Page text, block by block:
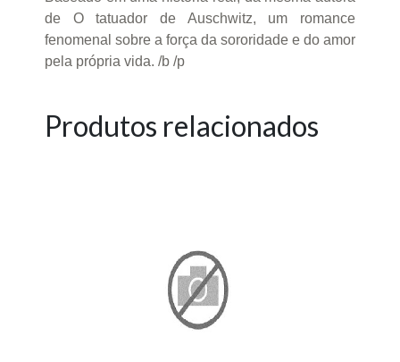
de O tatuador de Auschwitz, um romance
fenomenal sobre a força da sororidade e do amor
pela própria vida. /b /p
Produtos relacionados